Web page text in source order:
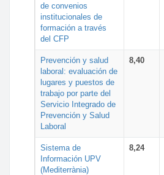
de convenios
institucionales de
formación a través
del CFP
Prevención y salud
laboral: evaluación de
lugares y puestos de
trabajo por parte del
Servicio Integrado de
Prevención y Salud
Laboral
8,40
Sistema de
Información UPV
(Mediterrània)
8,24